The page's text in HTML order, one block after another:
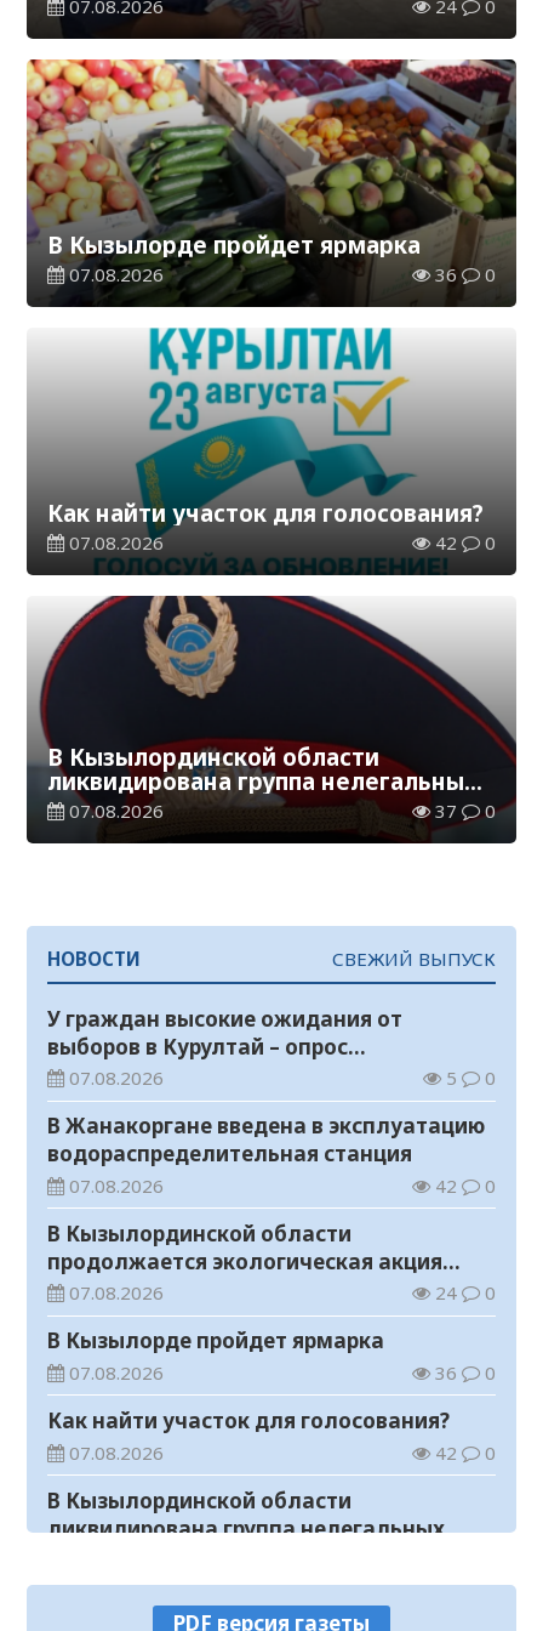
07.08.2026 24 0
В Кызылорде пройдет ярмарка
07.08.2026 36 0
Как найти участок для голосования?
07.08.2026 42 0
В Кызылординской области
ликвидирована группа нелегальных
добытчиков золота
07.08.2026 37 0
НОВОСТИ СВЕЖИЙ ВЫПУСК
У граждан высокие ожидания от
выборов в Курултай – опрос
общественного мнения
07.08.2026 5 0
В Жанакоргане введена в эксплуатацию
водораспределительная станция
07.08.2026 42 0
В Кызылординской области
продолжается экологическая акция
«Таза Қазақстан»
07.08.2026 24 0
В Кызылорде пройдет ярмарка
07.08.2026 36 0
Как найти участок для голосования?
07.08.2026 42 0
В Кызылординской области
ликвидирована группа нелегальных
Аким области ознакомился с работой
PDF версия газеты